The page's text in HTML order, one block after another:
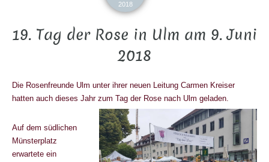
2018
19. Tag der Rose in Ulm am 9. Juni
2018
Die Rosenfreunde Ulm unter ihrer neuen Leitung Carmen Kreiser
hatten auch dieses Jahr zum Tag der Rose nach Ulm geladen.
Auf dem südlichen
Münsterplatz
erwartete ein